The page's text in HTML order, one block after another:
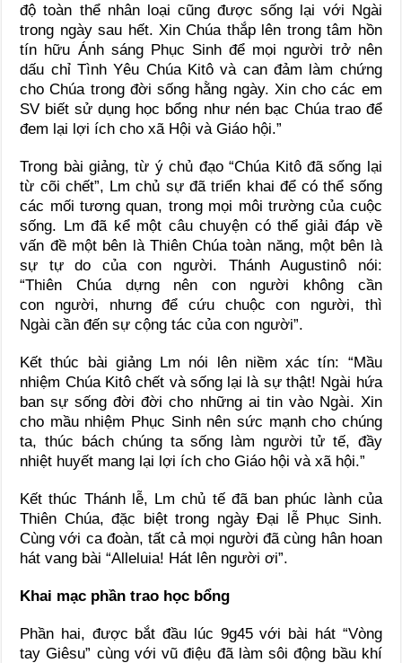
độ toàn thể nhân loại cũng được sống lại với Ngài
trong ngày sau hết. Xin Chúa thắp lên trong tâm hồn
tín hữu Ánh sáng Phục Sinh để mọi người trở nên
dấu chỉ Tình Yêu Chúa Kitô và can đảm làm chứng
cho Chúa trong đời sống hằng ngày. Xin cho các em
SV biết sử dụng học bổng như nén bạc Chúa trao để
đem lại lợi ích cho xã Hội và Giáo hội.”
Trong bài giảng, từ ý chủ đạo “Chúa Kitô đã sống lại
từ cõi chết”, Lm chủ sự đã triển khai để có thể sống
các mối tương quan, trong mọi môi trường của cuộc
sống. Lm đã kể một câu chuyện có thể giải đáp về
vấn đề một bên là Thiên Chúa toàn năng, một bên là
sự tự do của con người. Thánh Augustinô nói:
“Thiên Chúa dựng nên con người không cần
con người, nhưng để cứu chuộc con người, thì
Ngài cần đến sự cộng tác của con người”.
Kết thúc bài giảng Lm nói lên niềm xác tín: “Mầu
nhiệm Chúa Kitô chết và sống lại là sự thật! Ngài hứa
ban sự sống đời đời cho những ai tin vào Ngài. Xin
cho mầu nhiệm Phục Sinh nên sức mạnh cho chúng
ta, thúc bách chúng ta sống làm người tử tế, đầy
nhiệt huyết mang lại lợi ích cho Giáo hội và xã hội.”
Kết thúc Thánh lễ, Lm chủ tế đã ban phúc lành của
Thiên Chúa, đặc biệt trong ngày Đại lễ Phục Sinh.
Cùng với ca đoàn, tất cả mọi người đã cùng hân hoan
hát vang bài “Alleluia! Hát lên người ơi”.
Khai mạc phần trao học bổng
Phần hai, được bắt đầu lúc 9g45 với bài hát “Vòng
tay Giêsu” cùng với vũ điệu đã làm sôi động bầu khí